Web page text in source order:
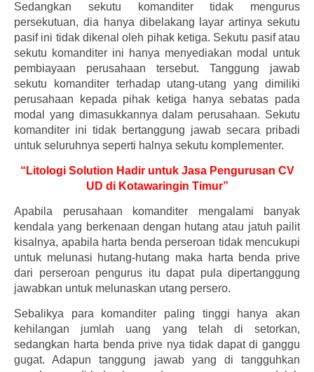
Sedangkan sekutu komanditer tidak mengurus
persekutuan, dia hanya dibelakang layar artinya sekutu
pasif ini tidak dikenal oleh pihak ketiga. Sekutu pasif atau
sekutu komanditer ini hanya menyediakan modal untuk
pembiayaan perusahaan tersebut. Tanggung jawab
sekutu komanditer terhadap utang-utang yang dimiliki
perusahaan kepada pihak ketiga hanya sebatas pada
modal yang dimasukkannya dalam perusahaan. Sekutu
komanditer ini tidak bertanggung jawab secara pribadi
untuk seluruhnya seperti halnya sekutu komplementer.
“Litologi Solution Hadir untuk Jasa Pengurusan CV
UD di Kotawaringin Timur”
Apabila perusahaan komanditer mengalami banyak
kendala yang berkenaan dengan hutang atau jatuh pailit
kisalnya, apabila harta benda perseroan tidak mencukupi
untuk melunasi hutang-hutang maka harta benda prive
dari perseroan pengurus itu dapat pula dipertanggung
jawabkan untuk melunaskan utang persero.
Sebalikya para komanditer paling tinggi hanya akan
kehilangan jumlah uang yang telah di setorkan,
sedangkan harta benda prive nya tidak dapat di ganggu
gugat. Adapun tanggung jawab yang di tangguhkan